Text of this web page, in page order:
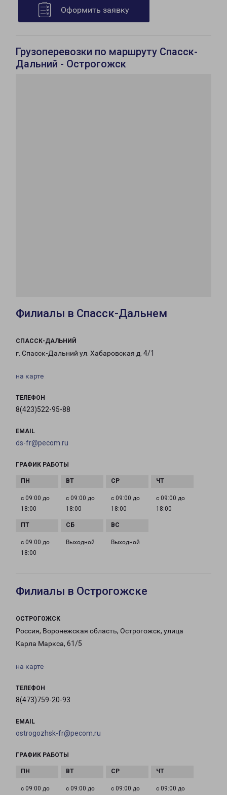
Оформить заявку
Грузоперевозки по маршруту Спасск-
Дальний - Острогожск
Филиалы в Спасск-Дальнем
СПАССК-ДАЛЬНИЙ
г. Спасск-Дальний ул. Хабаровская д. 4/1
на карте
ТЕЛЕФОН
8(423)522-95-88
EMAIL
ds-fr@pecom.ru
ГРАФИК РАБОТЫ
с 09:00 до
18:00
с 09:00 до
18:00
с 09:00 до
18:00
с 09:00 до
18:00
с 09:00 до
18:00
Выходной Выходной
Филиалы в Острогожске
ОСТРОГОЖСК
Россия, Воронежская область, Острогожск, улица
Карла Маркса, 61/5
на карте
ТЕЛЕФОН
8(473)759-20-93
EMAIL
ostrogozhsk-fr@pecom.ru
ГРАФИК РАБОТЫ
с 09:00 до с 09:00 до с 09:00 до с 09:00 до